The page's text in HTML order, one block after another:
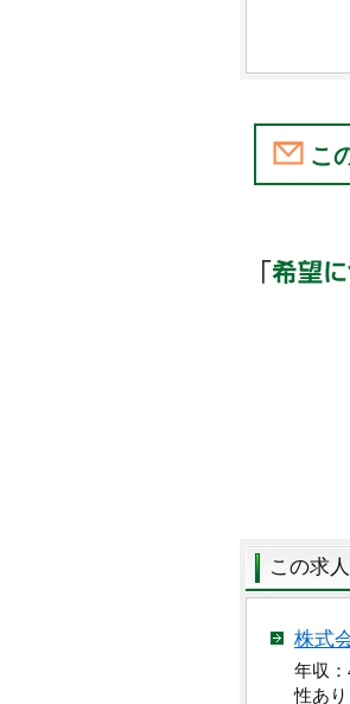
こ
この求
株式
年収
性あり